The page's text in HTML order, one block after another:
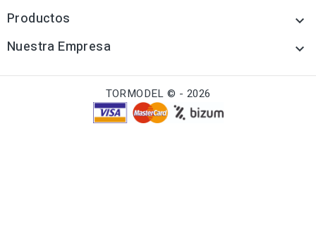
Productos 
Nuestra Empresa 
TORMODEL © - 2026